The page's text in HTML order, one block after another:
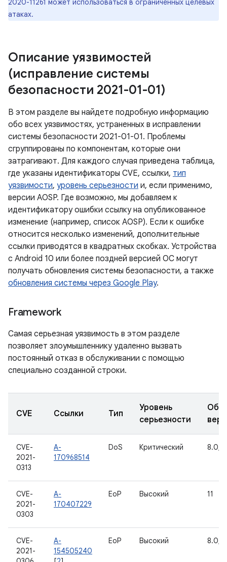
2020-11261 может использоваться в ограниченных целевых
атаках.
Описание уязвимостей
(исправление системы
безопасности 2021-01-01)
В этом разделе вы найдете подробную информацию
обо всех уязвимостях, устраненных в исправлении
системы безопасности 2021-01-01. Проблемы
сгруппированы по компонентам, которые они
затрагивают. Для каждого случая приведена таблица,
где указаны идентификаторы CVE, ссылки, тип
уязвимости, уровень серьезности и, если применимо,
версии AOSP. Где возможно, мы добавляем к
идентификатору ошибки ссылку на опубликованное
изменение (например, список AOSP). Если к ошибке
относится несколько изменений, дополнительные
ссылки приводятся в квадратных скобках. Устройства
с Android 10 или более поздней версией ОС могут
получать обновления системы безопасности, а также
обновления системы через Google Play.
Framework
Самая серьезная уязвимость в этом разделе
позволяет злоумышленнику удаленно вызвать
постоянный отказ в обслуживании с помощью
специально созданной строки.
CVE Ссылки Тип
Уровень
серьезности
CVE-
2021-
0313
A-
170968514
DoS Критический 8.0,
CVE-
2021-
0303
A-
170407229
EoP Высокий 11
CVE-
2021-
A-
154505240
EoP Высокий 8.0,